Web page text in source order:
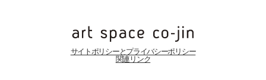
サイトポリシーとプライバシーポリシー
関連リンク